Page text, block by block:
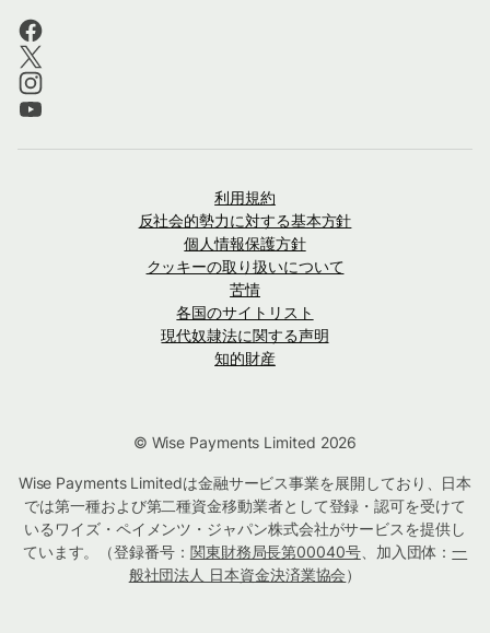
利用規約
反社会的勢力に対する基本方針
個人情報保護方針
クッキーの取り扱いについて
苦情
各国のサイトリスト
現代奴隷法に関する声明
知的財産
© Wise Payments Limited 2026
Wise Payments Limitedは金融サービス事業を展開しており、日本
では第一種および第二種資金移動業者として登録・認可を受けて
いるワイズ・ペイメンツ・ジャパン株式会社がサービスを提供し
ています。（登録番号： 関東財務局長第00040号、加入団体：一
般社団法人 日本資金決済業協会）